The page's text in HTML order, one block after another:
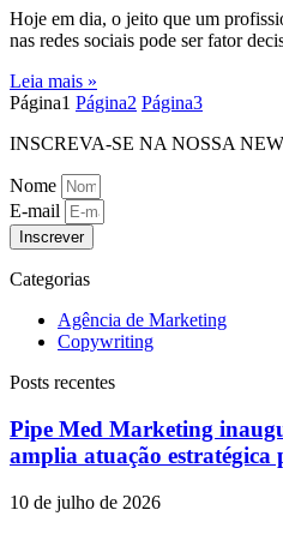
Hoje em dia, o jeito que um
nas redes sociais pode ser fator
Leia mais »
Página1 Página2 Página3
INSCREVA-SE NA NOSSA
Nome
E-mail
Inscrever
Categorias
Agência de Marketing
Copywriting
Posts recentes
Pipe Med Marketing
amplia atuação estratégica
10 de julho de 2026